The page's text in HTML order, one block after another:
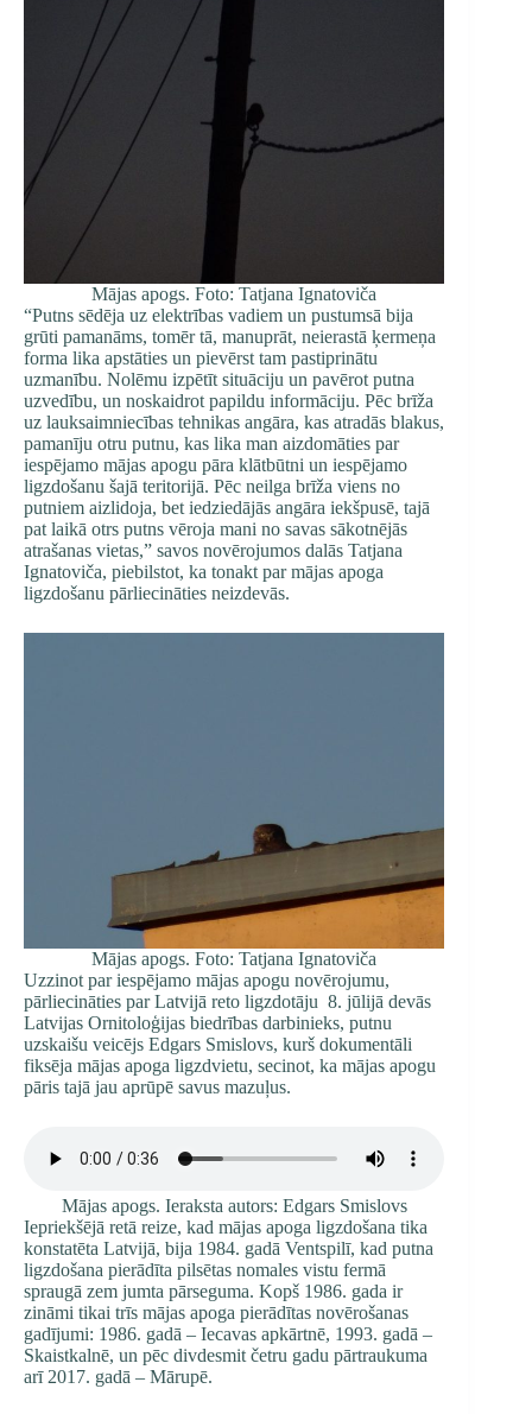
Mājas apogs. Foto: Tatjana Ignatoviča
“Putns sēdēja uz elektrības vadiem un pustumsā bija
grūti pamanāms, tomēr tā, manuprāt, neierastā ķermeņa
forma lika apstāties un pievērst tam pastiprinātu
uzmanību. Nolēmu izpētīt situāciju un pavērot putna
uzvedību, un noskaidrot papildu informāciju. Pēc brīža
uz lauksaimniecības tehnikas angāra, kas atradās blakus,
pamanīju otru putnu, kas lika man aizdomāties par
iespējamo mājas apogu pāra klātbūtni un iespējamo
ligzdošanu šajā teritorijā. Pēc neilga brīža viens no
putniem aizlidoja, bet iedziedājās angāra iekšpusē, tajā
pat laikā otrs putns vēroja mani no savas sākotnējās
atrašanas vietas,” savos novērojumos dalās Tatjana
Ignatoviča, piebilstot, ka tonakt par mājas apoga
ligzdošanu pārliecināties neizdevās.
Mājas apogs. Foto: Tatjana Ignatoviča
Uzzinot par iespējamo mājas apogu novērojumu,
pārliecināties par Latvijā reto ligzdotāju 8. jūlijā devās
Latvijas Ornitoloģijas biedrības darbinieks, putnu
uzskaišu veicējs Edgars Smislovs, kurš dokumentāli
fiksēja mājas apoga ligzdvietu, secinot, ka mājas apogu
pāris tajā jau aprūpē savus mazuļus.
Mājas apogs. Ieraksta autors: Edgars Smislovs
Iepriekšējā retā reize, kad mājas apoga ligzdošana tika
konstatēta Latvijā, bija 1984. gadā Ventspilī, kad putna
ligzdošana pierādīta pilsētas nomales vistu fermā
spraugā zem jumta pārseguma. Kopš 1986. gada ir
zināmi tikai trīs mājas apoga pierādītas novērošanas
gadījumi: 1986. gadā – Iecavas apkārtnē, 1993. gadā –
Skaistkalnē, un pēc divdesmit četru gadu pārtraukuma
arī 2017. gadā – Mārupē.